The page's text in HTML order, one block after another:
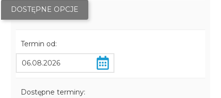
DOSTĘPNE OPCJE
Termin od:
Dostępne terminy: